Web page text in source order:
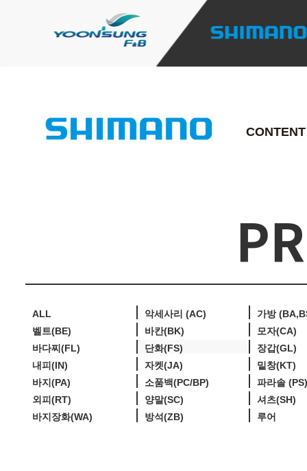
CONTENT
ALL 악세사리 (AC)
가방
벨트(BE)
바칸(BK)
모자(CA)
바다찌(FL)
단화(FS)
장갑(GL)
내피(IN)
자켓(JA)
밑창(KT)
바지(PA)
소품백(PC/BP)
파라솔 (PS)
외피(RT)
양말(SC)
셔츠(SH)
바지장화(WA)
방석(ZB) 루어